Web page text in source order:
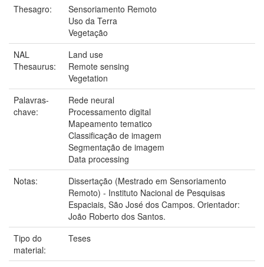
Thesagro:
Sensoriamento Remoto
Uso da Terra
Vegetação
NAL
Thesaurus:
Land use
Remote sensing
Vegetation
Palavras-
chave:
Rede neural
Processamento digital
Mapeamento tematico
Classificação de imagem
Segmentação de imagem
Data processing
Notas:
Dissertação (Mestrado em Sensoriamento
Remoto) - Instituto Nacional de Pesquisas
Espaciais, São José dos Campos. Orientador:
João Roberto dos Santos.
Tipo do
material:
Teses